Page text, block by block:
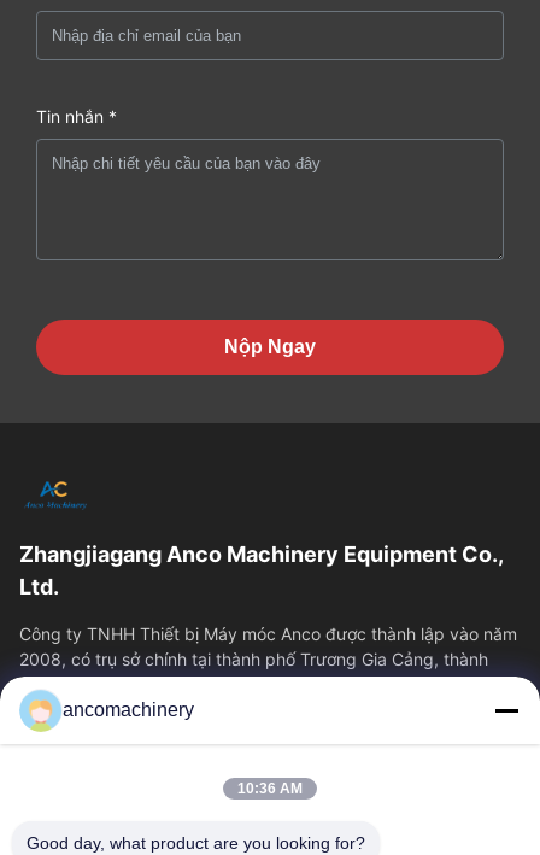
Tin nhắn *
Nộp Ngay
Zhangjiagang Anco Machinery Equipment Co.,
Ltd.
Công ty TNHH Thiết bị Máy móc Anco được thành lập vào năm
2008, có trụ sở chính tại thành phố Trương Gia Cảng, thành
phố Tô Châu, tỉnh Giang Tô....
Liên Kết Nhanh
Về Chúng Tôi
Tham Quan Nhà Máy
Kiểm Soát Chất Lượng
ancomachinery
10:36 AM
Good day, what product are you looking for?